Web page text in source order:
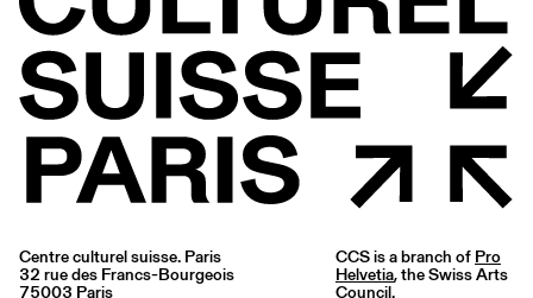
Centre culturel suisse. Paris
32 rue des Francs-Bourgeois
75003 Paris
CCS is a branch of Pro
Helvetia, the Swiss Arts
Council.